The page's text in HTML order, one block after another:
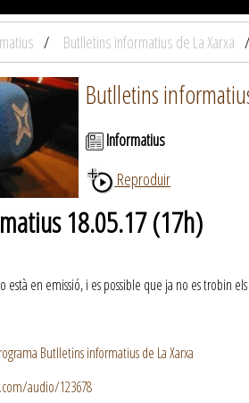
Butlletins informatius de La Xarxa
Butlletins
Informatius
Reproduir
18.05.17 (17h)
està en emissió, i es possible que ja no es trobin
Butlletins informatius de La Xarxa
audio/123678